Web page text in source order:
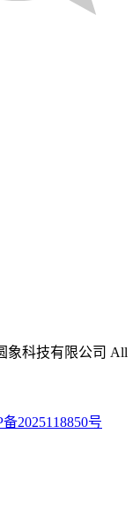
象科技有限公司 All
2025118850号